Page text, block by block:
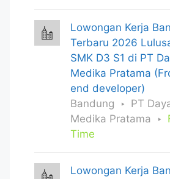
Lowongan Kerja
Terbaru 2026
SMK D3 S1 di PT
Medika Pratama
end developer)
Bandung
PT
Medika Pratama
Time
Lowongan Kerja